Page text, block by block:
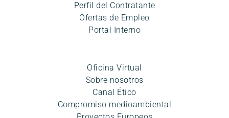
Perfil del Contratante
Ofertas de Empleo
Portal Interno
Oficina Virtual
Sobre nosotros
Canal Ético
Compromiso medioambiental